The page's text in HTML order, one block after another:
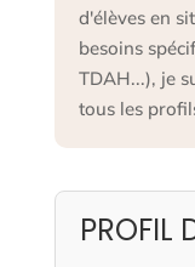
d'élèves en
besoins
TDAH...), je
tous les
PROFIL